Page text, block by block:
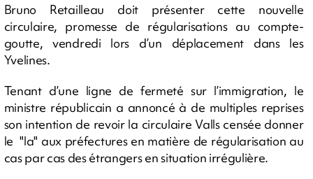
Bruno Retailleau doit présenter cette nouvelle
circulaire, promesse de régularisations au compte-
goutte, vendredi lors d’un déplacement dans les
Yvelines.
Tenant d’une ligne de fermeté sur l’immigration, le
ministre républicain a annoncé à de multiples reprises
son intention de revoir la circulaire Valls censée donner
le "la" aux préfectures en matière de régularisation au
cas par cas des étrangers en situation irrégulière.